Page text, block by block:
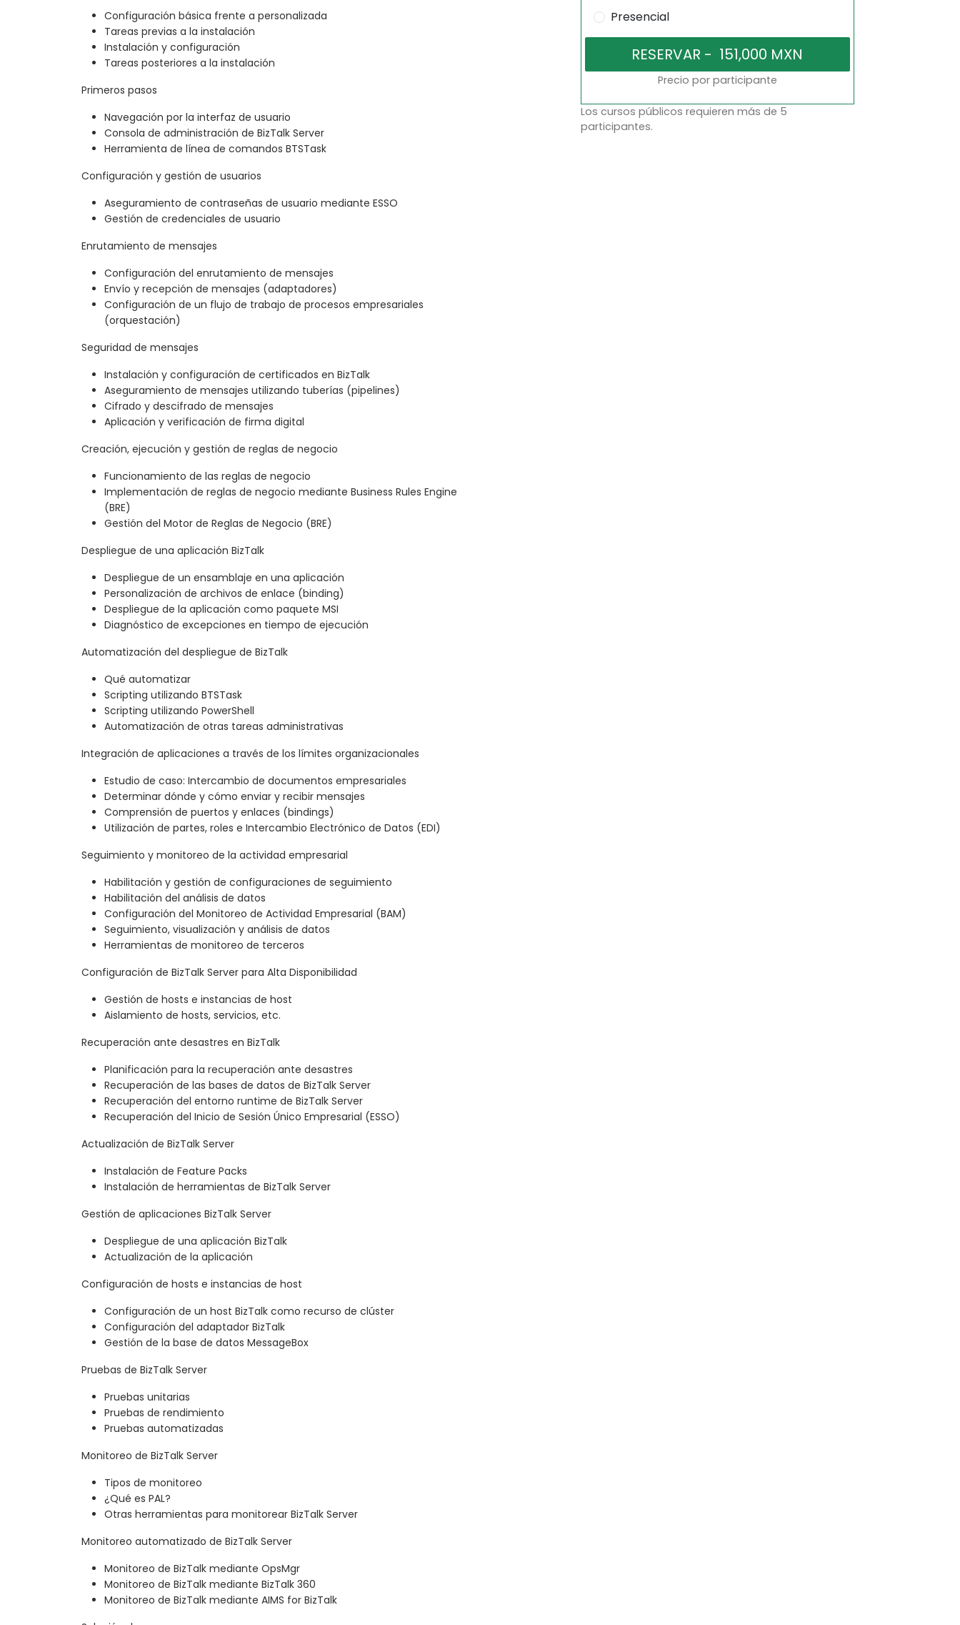
Configuración básica frente a personalizada
Tareas previas a la instalación
Instalación y configuración
Tareas posteriores a la instalación
Primeros pasos
Navegación por la interfaz de usuario
Consola de administración de BizTalk Server
Herramienta de línea de comandos BTSTask
Configuración y gestión de usuarios
Aseguramiento de contraseñas de usuario mediante ESSO
Gestión de credenciales de usuario
Enrutamiento de mensajes
Configuración del enrutamiento de mensajes
Envío y recepción de mensajes (adaptadores)
Configuración de un flujo de trabajo de procesos empresariales
(orquestación)
Seguridad de mensajes
Instalación y configuración de certificados en BizTalk
Aseguramiento de mensajes utilizando tuberías (pipelines)
Cifrado y descifrado de mensajes
Aplicación y verificación de firma digital
Creación, ejecución y gestión de reglas de negocio
Funcionamiento de las reglas de negocio
Implementación de reglas de negocio mediante Business Rules Engine
(BRE)
Gestión del Motor de Reglas de Negocio (BRE)
Despliegue de una aplicación BizTalk
Despliegue de un ensamblaje en una aplicación
Personalización de archivos de enlace (binding)
Despliegue de la aplicación como paquete MSI
Diagnóstico de excepciones en tiempo de ejecución
Automatización del despliegue de BizTalk
Qué automatizar
Scripting utilizando BTSTask
Scripting utilizando PowerShell
Automatización de otras tareas administrativas
Integración de aplicaciones a través de los límites organizacionales
Estudio de caso: Intercambio de documentos empresariales
Determinar dónde y cómo enviar y recibir mensajes
Comprensión de puertos y enlaces (bindings)
Utilización de partes, roles e Intercambio Electrónico de Datos (EDI)
Seguimiento y monitoreo de la actividad empresarial
Habilitación y gestión de configuraciones de seguimiento
Habilitación del análisis de datos
Configuración del Monitoreo de Actividad Empresarial (BAM)
Seguimiento, visualización y análisis de datos
Herramientas de monitoreo de terceros
Configuración de BizTalk Server para Alta Disponibilidad
Gestión de hosts e instancias de host
Aislamiento de hosts, servicios, etc.
Recuperación ante desastres en BizTalk
Planificación para la recuperación ante desastres
Recuperación de las bases de datos de BizTalk Server
Recuperación del entorno runtime de BizTalk Server
Recuperación del Inicio de Sesión Único Empresarial (ESSO)
Actualización de BizTalk Server
Instalación de Feature Packs
Instalación de herramientas de BizTalk Server
Gestión de aplicaciones BizTalk Server
Despliegue de una aplicación BizTalk
Actualización de la aplicación
Configuración de hosts e instancias de host
Configuración de un host BizTalk como recurso de clúster
Configuración del adaptador BizTalk
Gestión de la base de datos MessageBox
Pruebas de BizTalk Server
Pruebas unitarias
Pruebas de rendimiento
Pruebas automatizadas
Monitoreo de BizTalk Server
Tipos de monitoreo
¿Qué es PAL?
Otras herramientas para monitorear BizTalk Server
Monitoreo automatizado de BizTalk Server
Monitoreo de BizTalk mediante OpsMgr
Monitoreo de BizTalk mediante BizTalk 360
Monitoreo de BizTalk mediante AIMS for BizTalk
Presencial
Precio por participante
Los cursos públicos requieren más de 5
participantes.